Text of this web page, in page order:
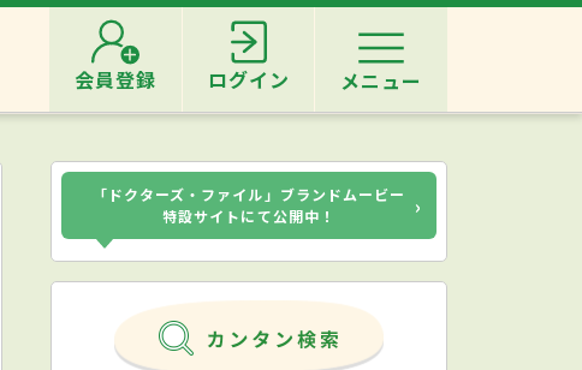
会員登録 ログイン メニュー
「ドクターズ・ファイル」ブランドムービー
特設サイトにて公開中！
›